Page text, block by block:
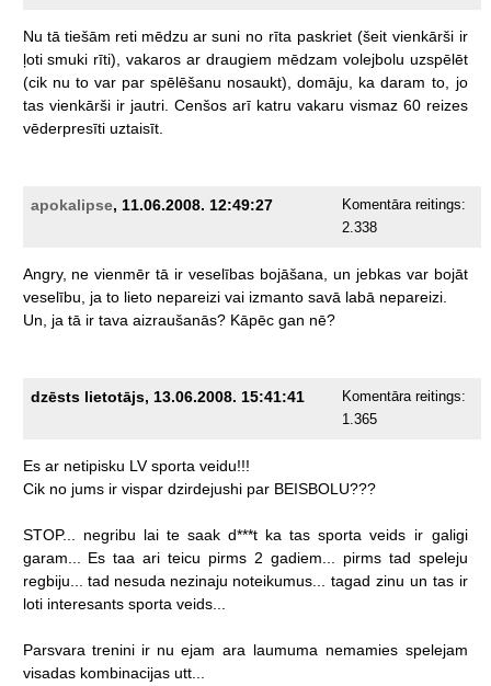
Nu tā tiešām reti mēdzu ar suni no rīta paskriet (šeit vienkārši ir
ļoti smuki rīti), vakaros ar draugiem mēdzam volejbolu uzspēlēt
(cik nu to var par spēlēšanu nosaukt), domāju, ka daram to,
jo
tas vienkārši ir jautri. Cenšos arī katru vakaru vismaz 60 reizes
vēderpresīti uztaisīt.
apokalipse, 11.06.2008. 12:49:27
Komentāra reitings:
2.338
Angry, ne vienmēr tā ir veselības bojāšana, un jebkas var bojāt
veselību,
ja to lieto nepareizi vai izmanto savā labā nepareizi.
Un,
ja tā ir tava aizraušanās? Kāpēc gan nē?
dzēsts lietotājs, 13.06.2008. 15:41:41
Komentāra reitings:
1.365
Es ar netipisku LV sporta veidu!!!
Cik no jums ir vispar dzirdejushi par BEISBOLU???
STOP... negribu lai te saak d***t ka tas sporta veids ir galigi
garam...
Es taa ari teicu pirms 2 gadiem... pirms tad speleju
regbiju...
tad nesuda nezinaju noteikumus... tagad zinu un tas ir
loti interesants sporta veids...
Parsvara trenini ir nu ejam ara laumuma nemamies spelejam
visadas kombinacijas utt...